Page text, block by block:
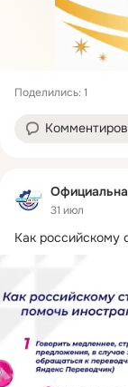
Поделились: 1
31 июл
Как российскому